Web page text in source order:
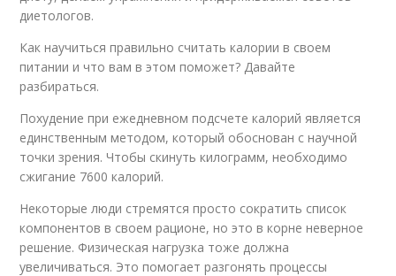
диетологов.
Как научиться правильно считать калории в своем
питании и что вам в этом поможет? Давайте
разбираться.
Похудение при ежедневном подсчете калорий является
единственным методом, который обоснован с научной
точки зрения. Чтобы скинуть килограмм, необходимо
сжигание 7600 калорий.
Некоторые люди стремятся просто сократить список
компонентов в своем рационе, но это в корне неверное
решение. Физическая нагрузка тоже должна
увеличиваться. Это помогает разгонять процессы